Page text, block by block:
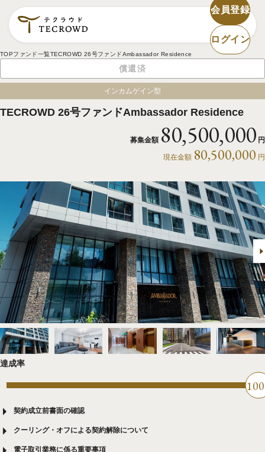
会員登録
ログイン
TOPファンド一覧TECROWD 26号ファンドAmbassador Residence
償還済
インカムゲイン型
TECROWD 26号ファンドAmbassador Residence
募集金額 80,500,000 円
現在金額 80,500,000 円
達成率
100
契約成立前書面の確認
クーリング・オフによる契約解除について
電子取引業務に係る重要事項